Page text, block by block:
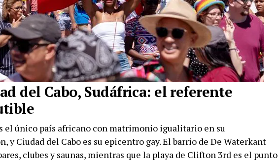
del Cabo, Sudáfrica: el referente
el único país africano con matrimonio igualitario en su
y Ciudad del Cabo es su epicentro gay. El barrio de De Waterkant
clubes y saunas, mientras que la playa de Clifton 3rd es el punto